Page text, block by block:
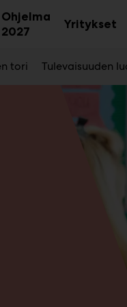
tori Tulevaisuuden
Ohjelma
2027
Yritykset